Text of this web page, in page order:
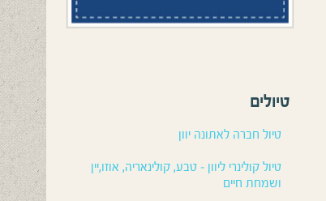
טיולים
טיול חברה לאתונה יוון
טיול קולינרי ליוון – טבע, קולינאריה, אוזו,יין
ושמחת חיים